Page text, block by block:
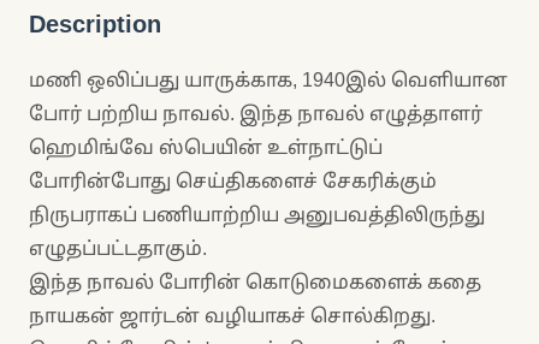
Description
மணி ஒலிப்பது யாருக்காக, 1940இல் வெளியான
போர் பற்றிய நாவல். இந்த நாவல் எழுத்தாளர்
ஹெமிங்வே ஸ்பெயின் உள்நாட்டுப்
போரின்போது செய்திகளைச் சேகரிக்கும்
நிருபராகப் பணியாற்றிய அனுபவத்திலிருந்து
எழுதப்பட்டதாகும்.
இந்த நாவல் போரின் கொடுமைகளைக் கதை
நாயகன் ஜார்டன் வழியாகச் சொல்கிறது.